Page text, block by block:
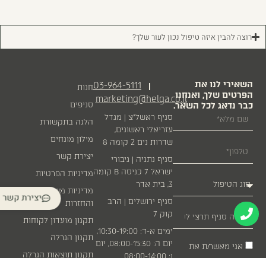
רוצה להבין איזה טיפול נכון לעור שלך?
03-964-5111 |
marketing@helga.co.il
סניף ראשל״צ | מגדל
עזריאלי ראשונים,
שדרות נים 2 קומה 8
סניף נתניה | גיבורי
ישראל 7 כניסה B קומה
3, בית אדר
סניף ירושלים | הרב
קוק 7
ימים א-ד: 10:30-19:00,
יום ה: 08:00-15:30, יום
ו: 08:00-14:00
חנות
סניפים
הלגה בתקשורת
מילון מונחים
יצירת קשר
מדיניות הפרטיות
מדיניות משלוחים
והחזרות
תקנון מועדון לקוחות
תקנון הגרלה
תקנון תוצאות הגרלה
השאירי לנו את
הפרטים שלך, ואנחנו
כבר נדאג לכל השאר.
אני מאשר/ת את
יצירת קשר